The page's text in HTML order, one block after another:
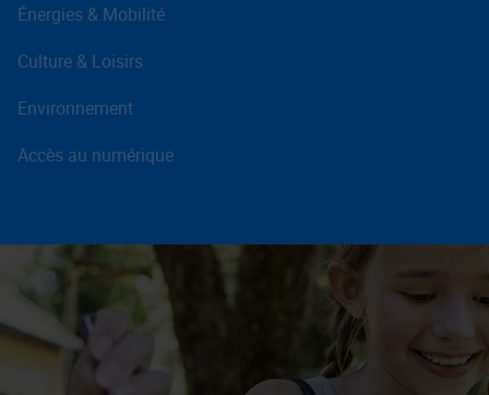
Énergies & Mobilité
Culture & Loisirs
Environnement
Accès au numérique